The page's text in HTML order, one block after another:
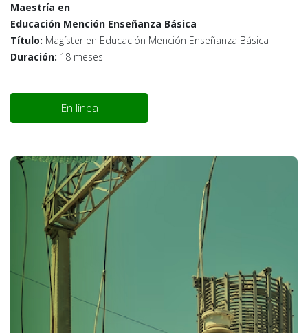
Maestría en
Educación Mención Enseñanza Básica
Título: Magíster en Educación Mención Enseñanza Básica
Duración: 18 meses
En linea